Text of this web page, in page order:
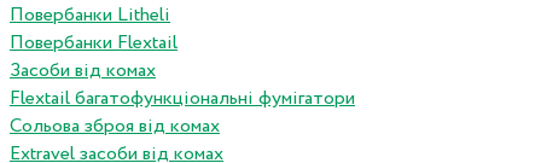
Повербанки Litheli
Повербанки Flextail
Засоби від комах
Flextail багатофункціональні фумігатори
Сольова зброя від комах
Extravel засоби від комах